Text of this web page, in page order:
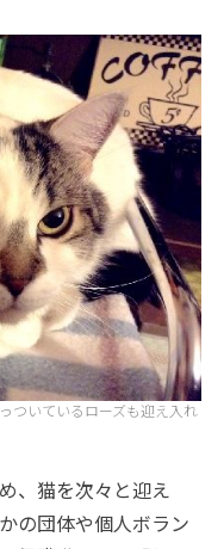
ついているローズも迎え入れ
、猫を次々と迎え
の団体や個人ボラン